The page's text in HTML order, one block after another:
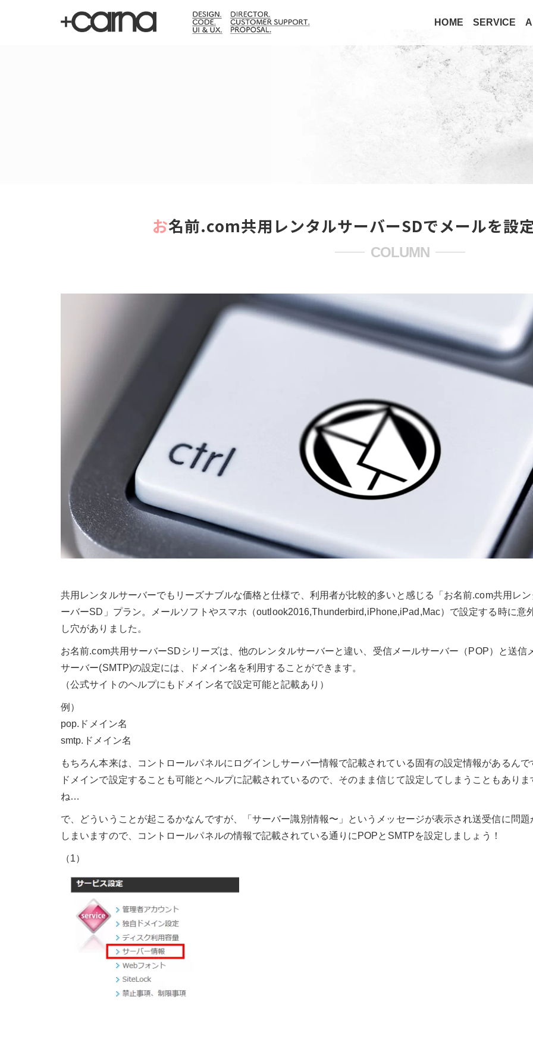
HOME SERVICE
お名前.com共用レンタルサーバーSDでメールを設
COLUMN
共用レンタルサーバーでもリーズナブルな価格と仕様で、利用者が比較的多いと感じる「お名前.com共用レ
ーバーSD」プラン。メールソフトやスマホ（outlook2016,Thunderbird,iPhone,iPad,Mac）で設定する時に意
し穴がありました。
お名前.com共用サーバーSDシリーズは、他のレンタルサーバーと違い、受信メールサーバー（POP）と送信
サーバー(SMTP)の設定には、ドメイン名を利用することができます。
（公式サイトのヘルプにもドメイン名で設定可能と記載あり）
例）
pop.ドメイン名
smtp.ドメイン名
もちろん本来は、コントロールパネルにログインしサーバー情報で記載されている固有の設定情報があるんで
ドメインで設定することも可能とヘルプに記載されているので、そのまま信じて設定してしまうこともありま
ね…
で、どういうことが起こるかなんですが、「サーバー識別情報〜」というメッセージが表示され送受信に問題
しまいますので、コントロールパネルの情報で記載されている通りにPOPとSMTPを設定しましょう！
（1）